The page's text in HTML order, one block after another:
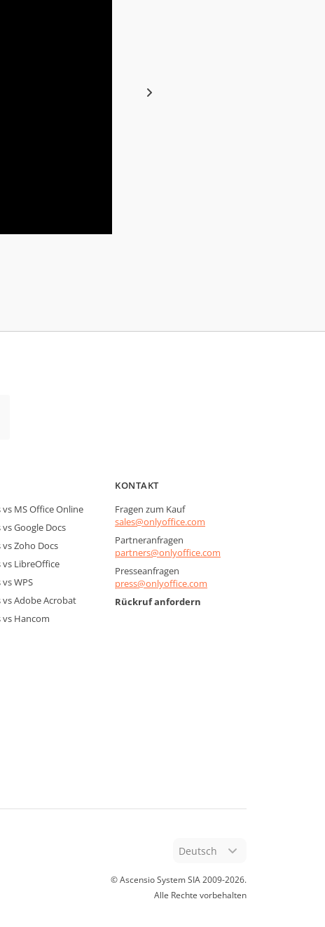
vs MS Office Online
vs Google Docs
vs Zoho Docs
vs LibreOffice
vs WPS
vs Adobe Acrobat
vs Hancom
KONTAKT
Fragen zum Kauf
sales@onlyoffice.com
Partneranfragen
partners@onlyoffice.com
Presseanfragen
press@onlyoffice.com
Rückruf anfordern
Deutsch
© Ascensio System SIA 2009-2026.
Alle Rechte vorbehalten